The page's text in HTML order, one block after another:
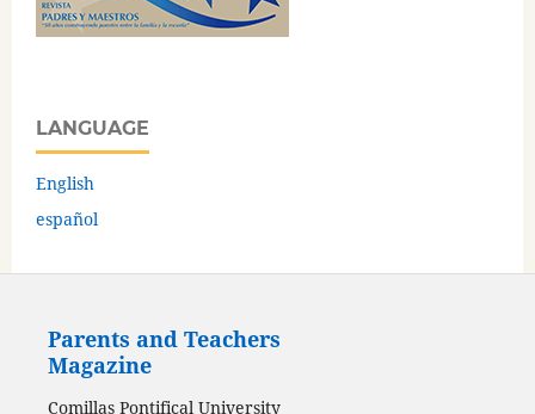
LANGUAGE
English
español
Parents and Teachers
Magazine
Comillas Pontifical University